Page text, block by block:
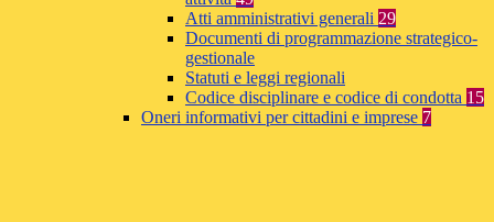
Atti amministrativi generali 29
Documenti di programmazione strategico-
gestionale
Statuti e leggi regionali
Codice disciplinare e codice di condotta 15
Oneri informativi per cittadini e imprese 7